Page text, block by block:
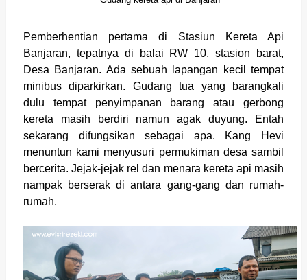
Pemberhentian pertama di Stasiun Kereta Api
Banjaran, tepatnya di balai RW 10, stasion barat,
Desa Banjaran. Ada sebuah lapangan kecil tempat
minibus diparkirkan. Gudang tua yang barangkali
dulu tempat penyimpanan barang atau gerbong
kereta masih berdiri namun agak duyung. Entah
sekarang difungsikan sebagai apa. Kang Hevi
menuntun kami menyusuri permukiman desa sambil
bercerita. Jejak-jejak rel dan menara kereta api masih
nampak berserak di antara gang-gang dan rumah-
rumah.